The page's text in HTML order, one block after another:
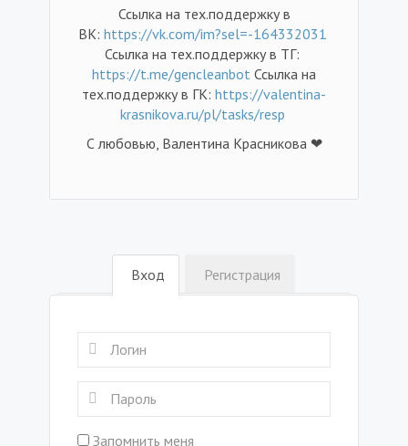
Ссылка на тех.поддержку в
ВК: https://vk.com/im?sel=-164332031
Ссылка на тех.поддержку в ТГ:
https://t.me/gencleanbot Ссылка на
тех.поддержку в ГК: https://valentina-
krasnikova.ru/pl/tasks/resp
С любовью, Валентина Красникова ❤
Вход Регистрация
Запомнить меня